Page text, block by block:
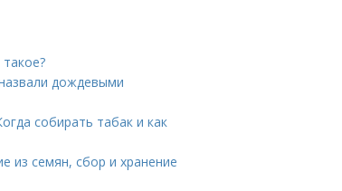
дождевыми
собирать табак и как
из семян, сбор и хранение